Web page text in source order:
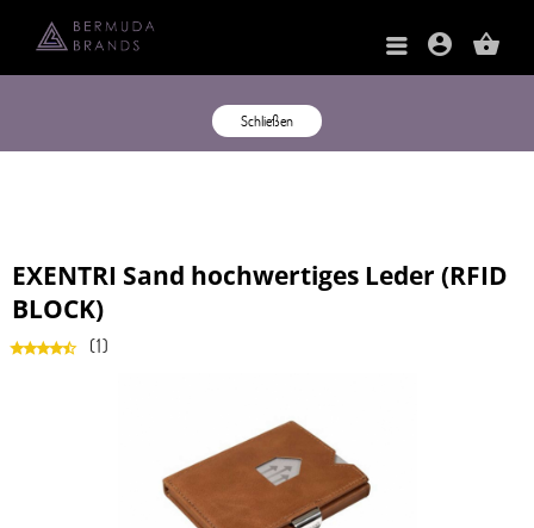
account_circle shopping_basket
Schließen
EXENTRI Sand hochwertiges Leder (RFID
BLOCK)
(1)